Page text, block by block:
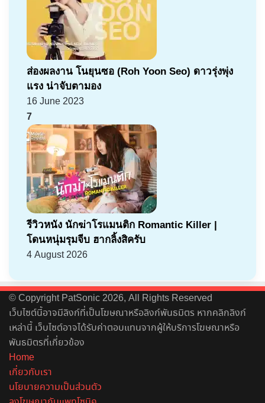
ส่องผลงาน โนยุนซอ (Roh Yoon Seo) ดาวรุ่งพุ่ง
แรง น่าจับตามอง
16 June 2023
7
รีวิวหนัง นักฆ่าโรแมนติก Romantic Killer |
โดนหนุ่มรุมจีบ ฮากลิ้งสิครับ
4 August 2026
© Copyright PatSonic 2026, All Rights Reserved
เว็บไซต์นี้อาจมีลิงก์ที่เป็นโฆษณาหรือลิงก์พันธมิตร หากคลิกลิงก์
เหล่านี้ เว็บไซต์อาจได้รับค่าตอบแทนจากผู้ให้บริการโฆษณาหรือ
พันธมิตรที่เกี่ยวข้อง
Home
เกี่ยวกับเรา
นโยบายความเป็นส่วนตัว